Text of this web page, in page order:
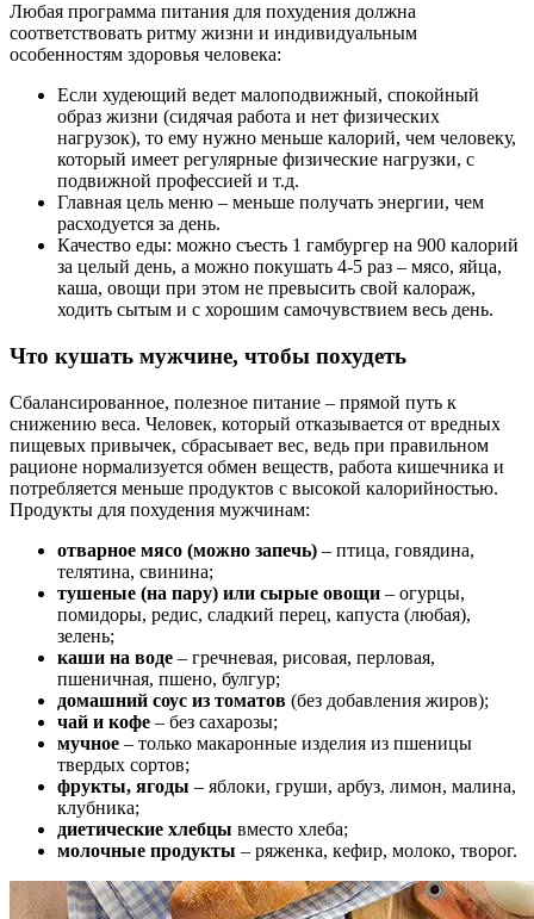
Любая программа питания для похудения должна
соответствовать ритму жизни и индивидуальным
особенностям здоровья человека:
Если худеющий ведет малоподвижный, спокойный
образ жизни (сидячая работа и нет физических
нагрузок), то ему нужно меньше калорий, чем человеку,
который имеет регулярные физические нагрузки, с
подвижной профессией и т.д.
Главная цель меню – меньше получать энергии, чем
расходуется за день.
Качество еды: можно съесть 1 гамбургер на 900 калорий
за целый день, а можно покушать 4-5 раз – мясо, яйца,
каша, овощи при этом не превысить свой калораж,
ходить сытым и с хорошим самочувствием весь день.
Что кушать мужчине, чтобы похудеть
Сбалансированное, полезное питание – прямой путь к
снижению веса. Человек, который отказывается от вредных
пищевых привычек, сбрасывает вес, ведь при правильном
рационе нормализуется обмен веществ, работа кишечника и
потребляется меньше продуктов с высокой калорийностью.
Продукты для похудения мужчинам:
отварное мясо (можно запечь) – птица, говядина,
телятина, свинина;
тушеные (на пару) или сырые овощи – огурцы,
помидоры, редис, сладкий перец, капуста (любая),
зелень;
каши на воде – гречневая, рисовая, перловая,
пшеничная, пшено, булгур;
домашний соус из томатов (без добавления жиров);
чай и кофе – без сахарозы;
мучное – только макаронные изделия из пшеницы
твердых сортов;
фрукты, ягоды – яблоки, груши, арбуз, лимон, малина,
клубника;
диетические хлебцы вместо хлеба;
молочные продукты – ряженка, кефир, молоко, творог.